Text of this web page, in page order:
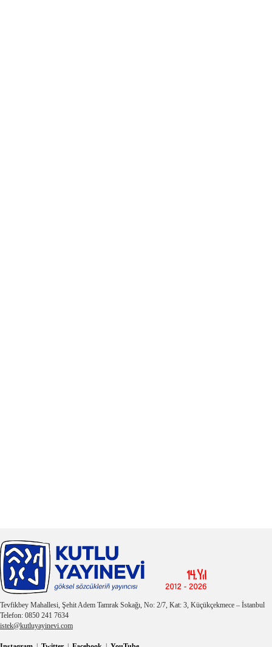
Tevfikbey Mahallesi, Şehit Adem Tamrak Sokağı, No: 2/7, Kat: 3, Küçükçekmece – İstanbul
Telefon: 0850 241 7634
istek@kutluyayinevi.com